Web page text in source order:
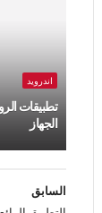
اندرويد
تطبيقات
الجهاز
السابق